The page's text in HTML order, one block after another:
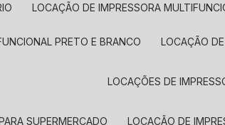
LOCAÇÃO DE IMPRESSORA
PRETO E BRANCO LOCAÇÃO
LOCAÇÕES DE
SUPERMERCADO LOCAÇÃO DE